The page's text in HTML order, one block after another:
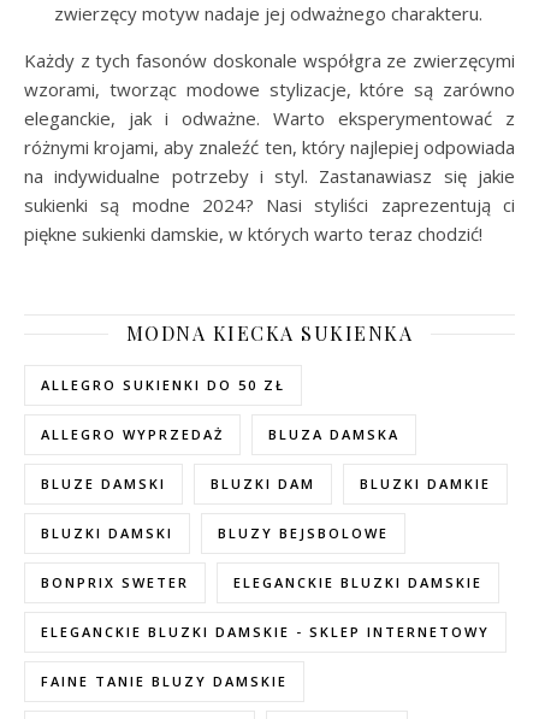
zwierzęcy motyw nadaje jej odważnego charakteru.
Każdy z tych fasonów doskonale współgra ze zwierzęcymi
wzorami, tworząc modowe stylizacje, które są zarówno
eleganckie, jak i odważne. Warto eksperymentować z
różnymi krojami, aby znaleźć ten, który najlepiej odpowiada
na indywidualne potrzeby i styl. Zastanawiasz się jakie
sukienki są modne 2024? Nasi styliści zaprezentują ci
piękne sukienki damskie, w których warto teraz chodzić!
MODNA KIECKA SUKIENKA
ALLEGRO SUKIENKI DO 50 ZŁ
ALLEGRO WYPRZEDAŻ BLUZA DAMSKA
BLUZE DAMSKI BLUZKI DAM BLUZKI DAMKIE
BLUZKI DAMSKI BLUZY BEJSBOLOWE
BONPRIX SWETER ELEGANCKIE BLUZKI DAMSKIE
ELEGANCKIE BLUZKI DAMSKIE - SKLEP INTERNETOWY
FAINE TANIE BLUZY DAMSKIE